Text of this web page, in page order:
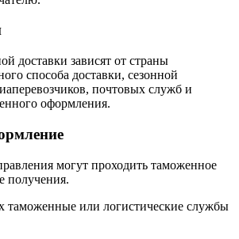
доставки зависят от страны
способа доставки, сезонной
почтовых служб и
оформления.
могут проходить таможенное
получения.
таможенные или логистические службы